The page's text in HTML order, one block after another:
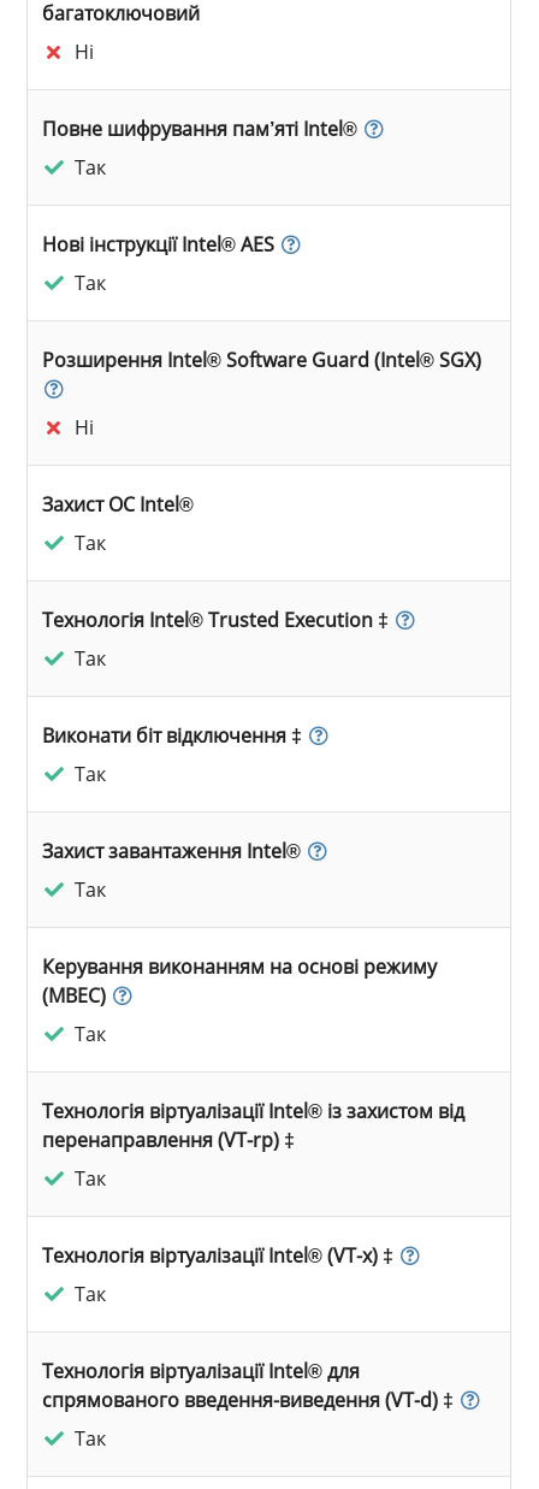
багатоключовий
Ні
Повне шифрування пам’яті Intel®
Так
Нові інструкції Intel® AES
Так
Розширення Intel® Software Guard (Intel® SGX)
Ні
Захист ОС Intel®
Так
Технологія Intel® Trusted Execution ‡
Так
Виконати біт відключення ‡
Так
Захист завантаження Intel®
Так
Керування виконанням на основі режиму
(MBEC)
Так
Технологія віртуалізації Intel® із захистом від
перенаправлення (VT-rp) ‡
Так
Технологія віртуалізації Intel® (VT-x) ‡
Так
Технологія віртуалізації Intel® для
спрямованого введення-виведення (VT-d) ‡
Так